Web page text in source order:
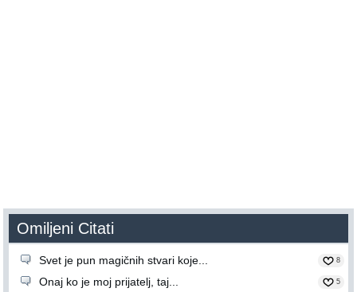
Omiljeni Citati
Svet je pun magičnih stvari koje... 8
Onaj ko je moj prijatelj, taj... 5